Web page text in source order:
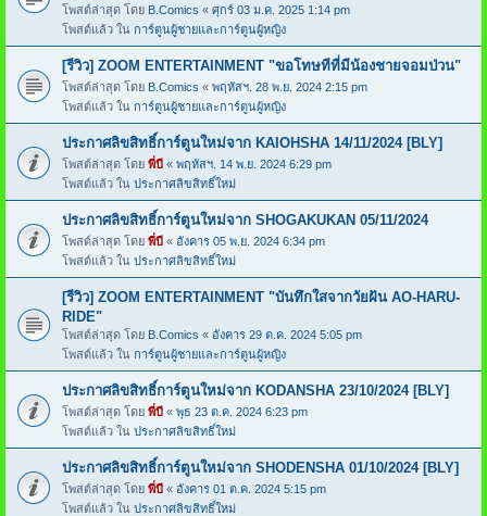
โพสต์ล่าสุด โดย B.Comics « ศุกร์ 03 ม.ค. 2025 1:14 pm
โพสต์แล้ว ใน การ์ตูนผู้ชายและการ์ตูนผู้หญิง
[รีวิว] ZOOM ENTERTAINMENT "ขอโทษทีที่มีน้องชายจอมป่วน"
โพสต์ล่าสุด โดย B.Comics « พฤหัสฯ. 28 พ.ย. 2024 2:15 pm
โพสต์แล้ว ใน การ์ตูนผู้ชายและการ์ตูนผู้หญิง
ประกาศลิขสิทธิ์การ์ตูนใหม่จาก KAIOHSHA 14/11/2024 [BLY]
โพสต์ล่าสุด โดย พี่บี « พฤหัสฯ. 14 พ.ย. 2024 6:29 pm
โพสต์แล้ว ใน ประกาศลิขสิทธิ์ใหม่
ประกาศลิขสิทธิ์การ์ตูนใหม่จาก SHOGAKUKAN 05/11/2024
โพสต์ล่าสุด โดย พี่บี « อังคาร 05 พ.ย. 2024 6:34 pm
โพสต์แล้ว ใน ประกาศลิขสิทธิ์ใหม่
[รีวิว] ZOOM ENTERTAINMENT "บันทึกใสจากวัยฝัน AO-HARU-
RIDE"
โพสต์ล่าสุด โดย B.Comics « อังคาร 29 ต.ค. 2024 5:05 pm
โพสต์แล้ว ใน การ์ตูนผู้ชายและการ์ตูนผู้หญิง
ประกาศลิขสิทธิ์การ์ตูนใหม่จาก KODANSHA 23/10/2024 [BLY]
โพสต์ล่าสุด โดย พี่บี « พุธ 23 ต.ค. 2024 6:23 pm
โพสต์แล้ว ใน ประกาศลิขสิทธิ์ใหม่
ประกาศลิขสิทธิ์การ์ตูนใหม่จาก SHODENSHA 01/10/2024 [BLY]
โพสต์ล่าสุด โดย พี่บี « อังคาร 01 ต.ค. 2024 5:15 pm
โพสต์แล้ว ใน ประกาศลิขสิทธิ์ใหม่